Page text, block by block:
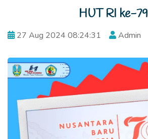
HUT RI ke-79
27 Aug 2024 08:24:31 Admin